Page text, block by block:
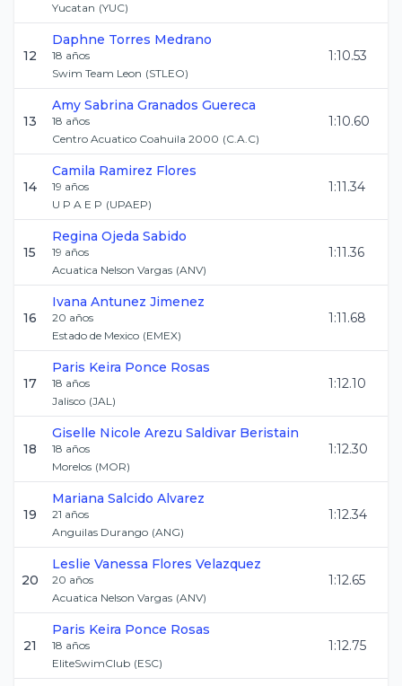
Yucatan (YUC)
12
Daphne Torres Medrano
18 años
Swim Team Leon (STLEO)
1:10.53
13
Amy Sabrina Granados Guereca
18 años
Centro Acuatico Coahuila 2000 (C.A.C)
1:10.60
14
Camila Ramirez Flores
19 años
U P A E P (UPAEP)
1:11.34
15
Regina Ojeda Sabido
19 años
Acuatica Nelson Vargas (ANV)
1:11.36
16
Ivana Antunez Jimenez
20 años
Estado de Mexico (EMEX)
1:11.68
17
Paris Keira Ponce Rosas
18 años
Jalisco (JAL)
1:12.10
18
Giselle Nicole Arezu Saldivar Beristain
18 años
Morelos (MOR)
1:12.30
19
Mariana Salcido Alvarez
21 años
Anguilas Durango (ANG)
1:12.34
20
Leslie Vanessa Flores Velazquez
20 años
Acuatica Nelson Vargas (ANV)
1:12.65
21
Paris Keira Ponce Rosas
18 años
EliteSwimClub (ESC)
1:12.75